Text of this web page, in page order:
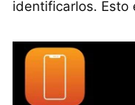
identificarlos. Esto